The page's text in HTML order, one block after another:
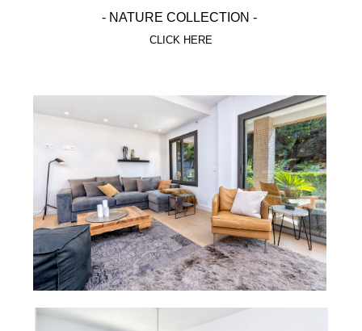
- NATURE COLLECTION -
CLICK HERE